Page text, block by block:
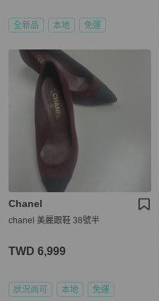
全新品 本地 免運
Chanel
chanel 美麗跟鞋 38號半
TWD 6,999
狀況尚可 本地 免運